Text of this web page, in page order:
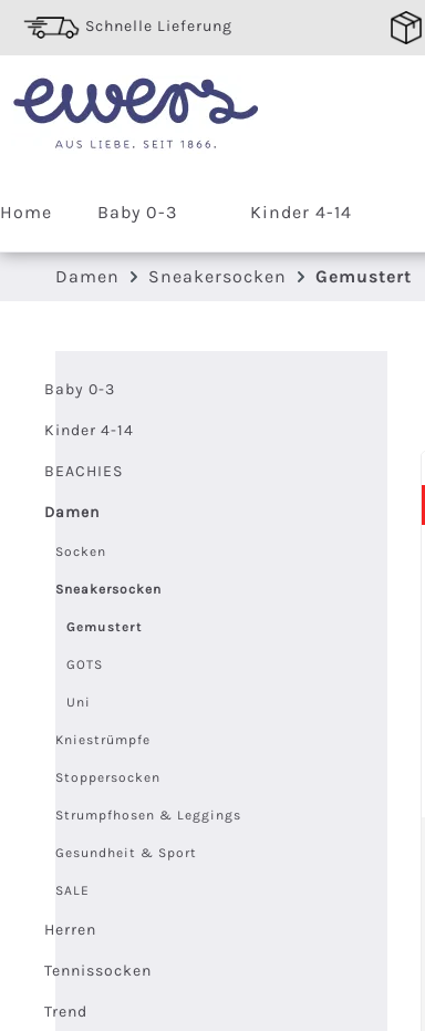
Hauptinhalt springen
Zur Suche springen
Zur Hauptnavigation springen
Schnelle Lieferung
Home Baby 0-3 Kinder 4-14
Damen Sneakersocken Gemustert
Baby 0-3
Kinder 4-14
BEACHIES
Damen
Socken
Sneakersocken
Gemustert
GOTS
Uni
Kniestrümpfe
Stoppersocken
Strumpfhosen & Leggings
Gesundheit & Sport
SALE
Herren
Tennissocken
Trend